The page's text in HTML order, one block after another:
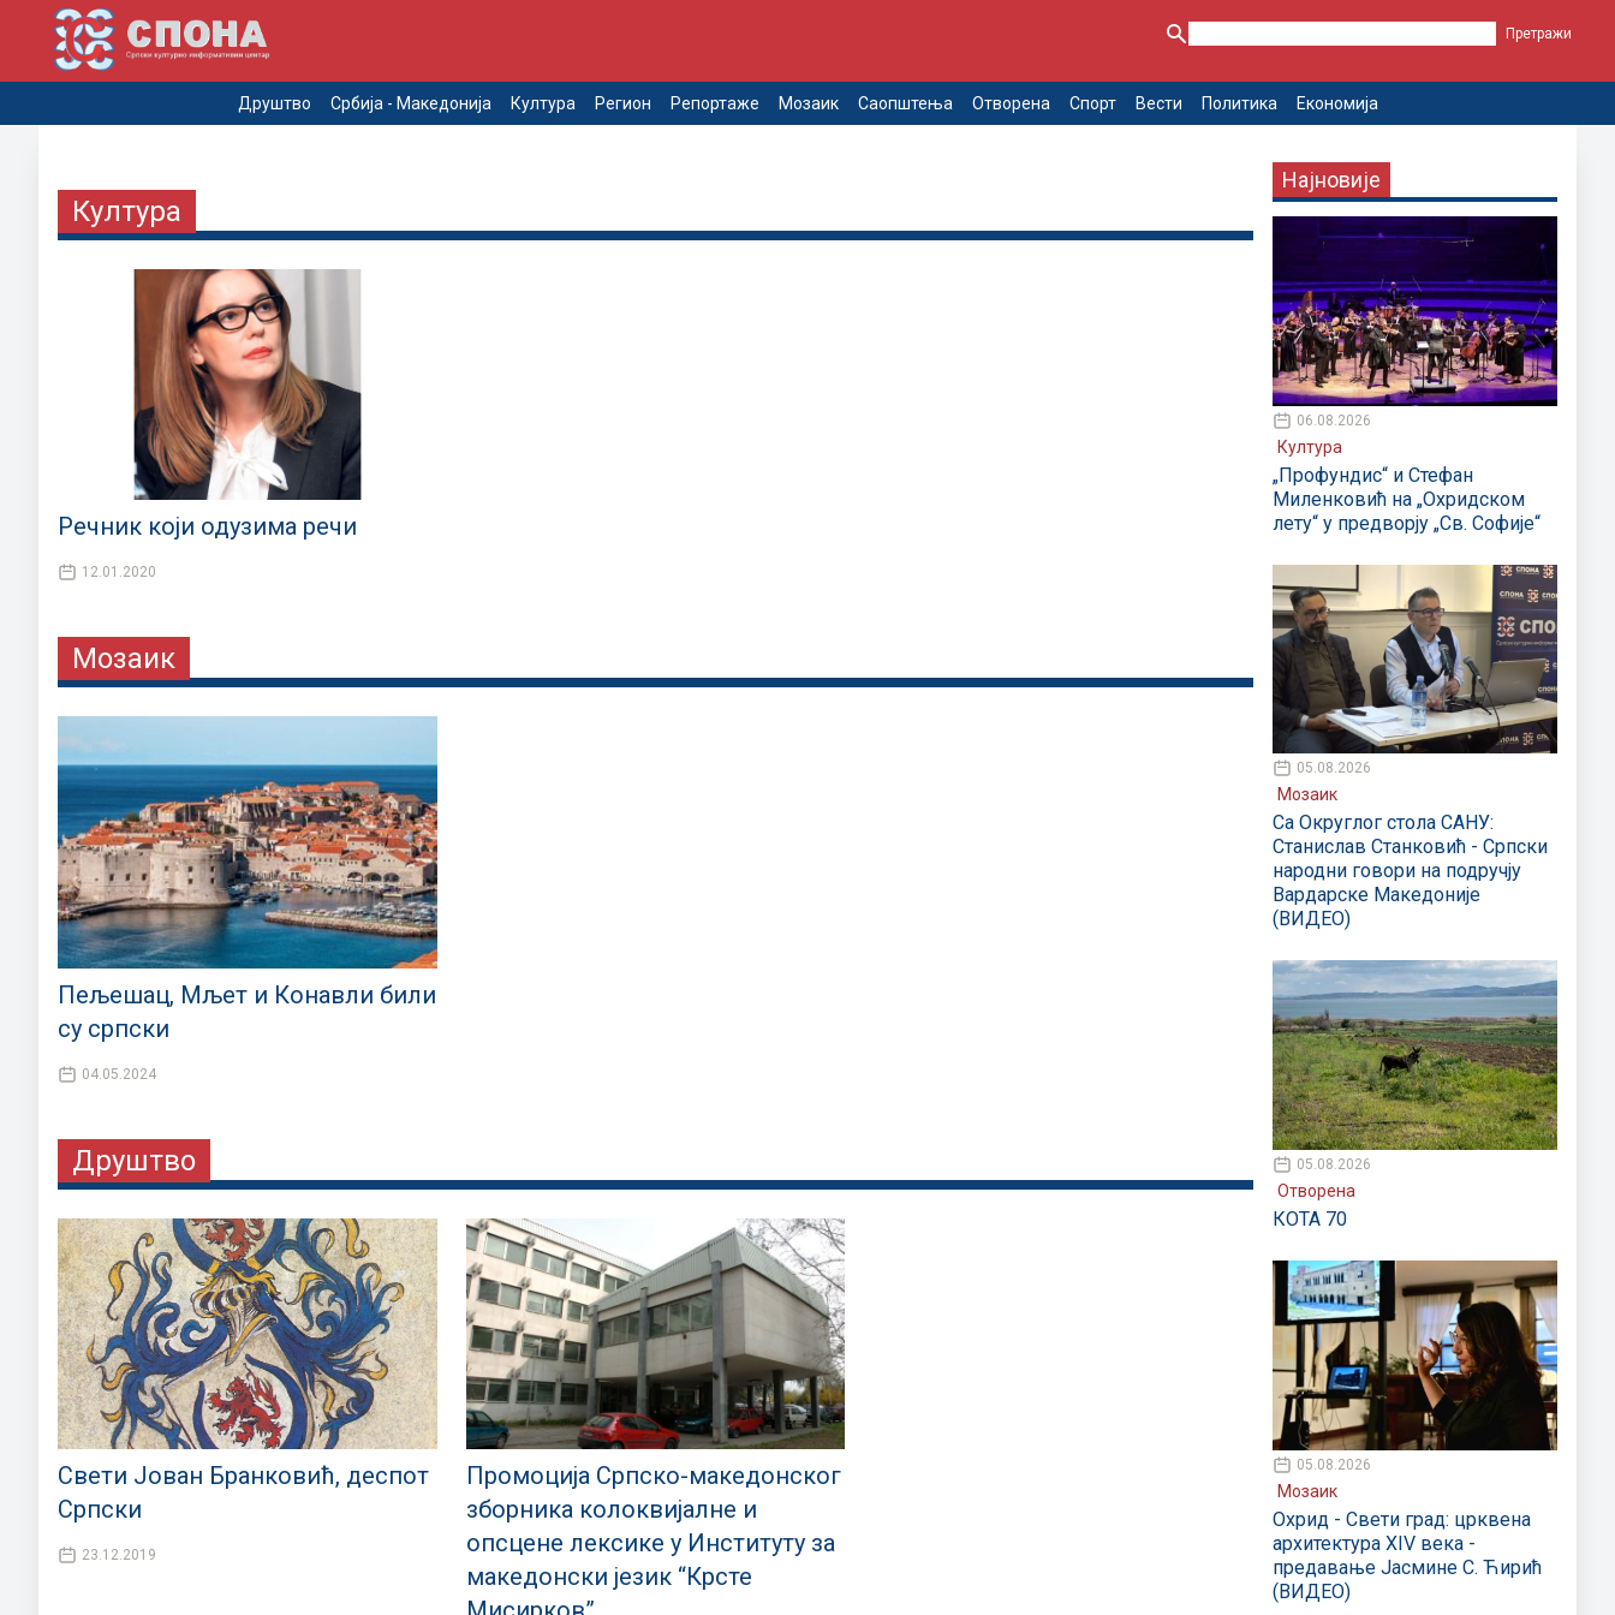
Друштво Србија - Македонија Култура Регион Репортаже Мозаик Саопштења Отворена Спорт Вести Политика Економија
Култура
Речник који одузима речи
12.01.2020
Мозаик
Пељешац, Мљет и Конавли били
су српски
04.05.2024
Друштво
Свети Јован Бранковић, деспот
Српски
23.12.2019
Промоција Српско-македонског
зборника колоквијалне и
опсцене лексике у Институту за
македонски језик “Крсте
Најновије
06.08.2026
Култура
„Профундис“ и Стефан
Миленковић на „Охридском
лету“ у предворју „Св. Софије“
05.08.2026
Мозаик
Са Округлог стола САНУ:
Станислав Станковић - Српски
народни говори на подручју
Вардарске Македоније
(ВИДЕО)
05.08.2026
Отворена
КОТА 70
05.08.2026
Мозаик
Охрид - Свети град: црквена
архитектура XIV века -
предавање Јасмине С. Ћирић
(ВИДЕО)